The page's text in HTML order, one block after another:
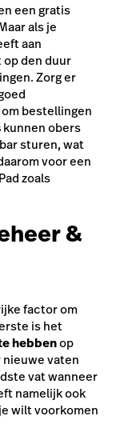
een gratis
als je
aan
op den duur
Zorg er
bestellingen
kunnen obers
sturen, wat
voor een
zoals
&
factor om
is het
hebbenop
vaten
vat wanneer
namelijk ook
wilt voorkomen